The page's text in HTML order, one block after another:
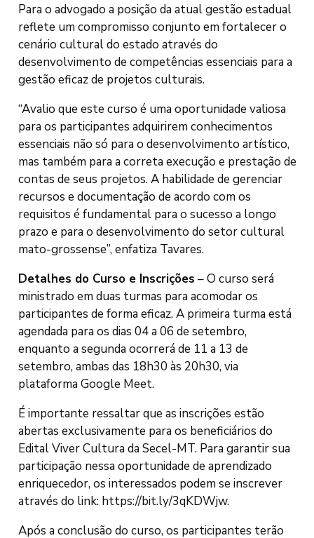
Para o advogado a posição da atual gestão estadual
reflete um compromisso conjunto em fortalecer o
cenário cultural do estado através do
desenvolvimento de competências essenciais para a
gestão eficaz de projetos culturais.
“Avalio que este curso é uma oportunidade valiosa
para os participantes adquirirem conhecimentos
essenciais não só para o desenvolvimento artístico,
mas também para a correta execução e prestação de
contas de seus projetos. A habilidade de gerenciar
recursos e documentação de acordo com os
requisitos é fundamental para o sucesso a longo
prazo e para o desenvolvimento do setor cultural
mato-grossense”, enfatiza Tavares.
Detalhes do Curso e Inscrições – O curso será
ministrado em duas turmas para acomodar os
participantes de forma eficaz. A primeira turma está
agendada para os dias 04 a 06 de setembro,
enquanto a segunda ocorrerá de 11 a 13 de
setembro, ambas das 18h30 às 20h30, via
plataforma Google Meet.
É importante ressaltar que as inscrições estão
abertas exclusivamente para os beneficiários do
Edital Viver Cultura da Secel-MT. Para garantir sua
participação nessa oportunidade de aprendizado
enriquecedor, os interessados podem se inscrever
através do link: https://bit.ly/3qKDWjw.
Após a conclusão do curso, os participantes terão